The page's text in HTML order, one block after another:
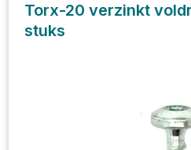
Torx-20 verzinkt
stuks